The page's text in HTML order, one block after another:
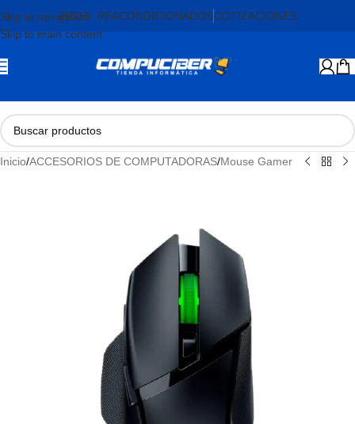
Skip to navigation
Skip to main content
PROD. REACONDICIONADOSCOTIZACIONES
Inicio/ACCESORIOS DE COMPUTADORAS/Mouse Gamer